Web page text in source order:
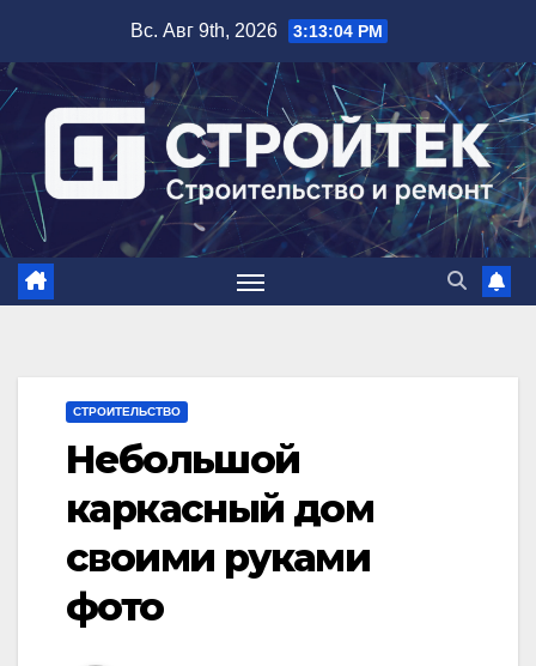
содержимому
Вс. Авг 9th, 2026 3:13:05 PM
СТРОИТЕЛЬСТВО
Небольшой
каркасный дом
своими руками
фото